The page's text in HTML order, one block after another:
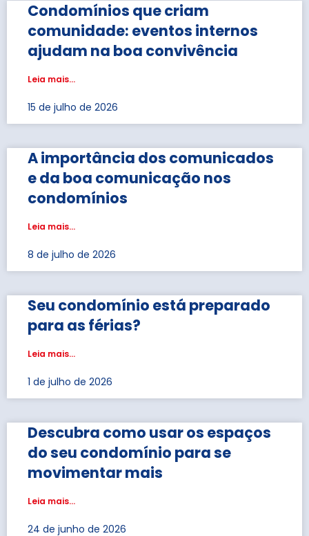
Condomínios que criam
comunidade: eventos internos
ajudam na boa convivência
Leia mais...
15 de julho de 2026
A importância dos comunicados
e da boa comunicação nos
condomínios
Leia mais...
8 de julho de 2026
Seu condomínio está preparado
para as férias?
Leia mais...
1 de julho de 2026
Descubra como usar os espaços
do seu condomínio para se
movimentar mais
Leia mais...
24 de junho de 2026